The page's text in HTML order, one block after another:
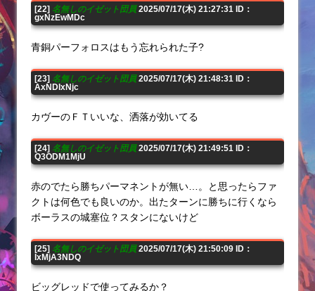
[22] 名無しのイゼット団員2025/07/17(木) 21:27:31 ID：
gxNzEwMDc
青銅パーフォロスはもう忘れられた子?
[23] 名無しのイゼット団員2025/07/17(木) 21:48:31 ID：
AxNDIxNjc
カヴーのＦＴいいな、洒落が効いてる
[24] 名無しのイゼット団員2025/07/17(木) 21:49:51 ID：
Q3ODM1MjU
赤のでたら勝ちパーマネントが無い…。と思ったらファ
クトは何色でも良いのか。出たターンに勝ちに行くなら
ボーラスの城塞位？スタンにないけど
[25] 名無しのイゼット団員2025/07/17(木) 21:50:09 ID：
IxMjA3NDQ
ビッグレッドで使ってみるか？